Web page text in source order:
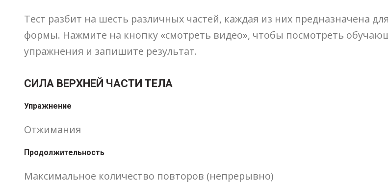
Тест разбит на шесть различных частей, каждая из них предназначена
формы. Нажмите на кнопку «смотреть видео», чтобы посмотреть
упражнения и запишите результат.
СИЛА ВЕРХНЕЙ ЧАСТИ ТЕЛА
Упражнение
Отжимания
Продолжительность
Максимальное количество повторов (непрерывно)